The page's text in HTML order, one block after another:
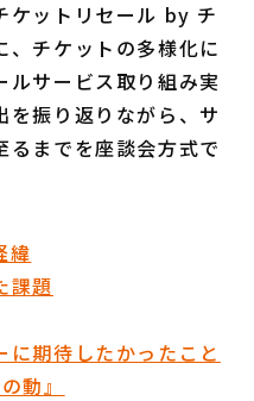
ケットリセール by チ
、チケットの多様化に
ルサービス取り組み実
を振り返りながら、サ
るまでを座談会方式で
緯
課題
に期待したかったこと
動』